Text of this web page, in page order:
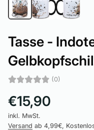
Tasse -
(0)
€15,90
inkl. MwSt.
Versand ab 4,99€,